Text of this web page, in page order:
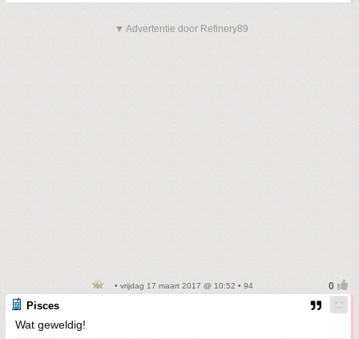
▼ Advertentie door Refinery89
• vrijdag 17 maart 2017 @ 10:52 • 94
Pisces
Wat geweldig!